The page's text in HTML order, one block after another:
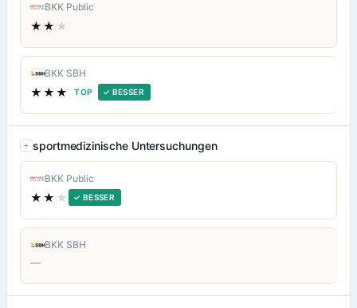
BKK Public
★★ ★
BKK SBH
★★★ TOP ✓ BESSER
sportmedizinische Untersuchungen
BKK Public
★★ ★ ✓ BESSER
BKK SBH
—